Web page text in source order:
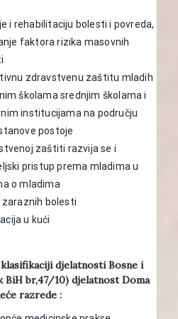
i rehabilitaciju bolesti i povreda,
faktora rizika masovnih
zdravstvenu zaštitu mladih
školama srednjim školama i
institucijama na području
postoje
zaštiti razvija se i
pristup prema mladima u
o mladima
bolesti
u kući
djelatnosti Bosne i
BiH br,47/10) djelatnost Doma
razrede :